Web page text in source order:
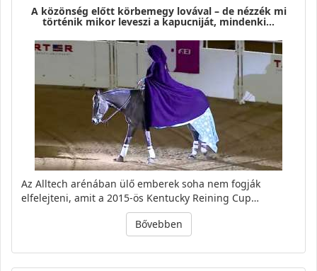
A közönség előtt körbemegy lovával – de nézzék mi
történik mikor leveszi a kapucniját, mindenki…
Az Alltech arénában ülő emberek soha nem fogják
elfelejteni, amit a 2015-ös Kentucky Reining Cup…
Bővebben